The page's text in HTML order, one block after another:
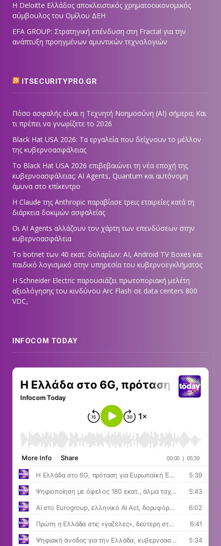
Η Deloitte Ελλάδος αποκλειστικός χρηματοοικονομικός
σύμβουλος του Ομίλου ΔΕΗ
EFA GROUP: Στρατηγική επένδυση στη Fractal για την
ανάπτυξη προηγμένων αμυντικών τεχνολογιών
ITSECURITYPRO.GR
Πόσο ασφαλής είναι η Τεχνητή Νοημοσύνη (AI) σήμερα; Και
τι πρέπει να γνωρίζετε το 2026
Black Hat USA 2026: Τα εργαλεία που δείχνουν το μέλλον
της κυβερνοασφάλειας
Το Black Hat USA 2026 επιβεβαιώνει τη νέα εποχή της
κυβερνοασφάλειας: AI Agents, Quantum και αυτόνομη
άμυνα στο επίκεντρο
Η Claude της Anthropic παραβίασε τρεις εταιρείες κατά τη
διάρκεια δοκιμών ασφαλείας
Οι AI Agents αλλάζουν τον χάρτη των επενδύσεων στην
κυβερνοασφάλεια
Το botnet των 40 εκατ. δολαρίων: AI, Android TV Boxes και
παιδικό λογισμικό στην υπηρεσία του κυβερνοεγκλήματος
Η Schneider Electric παρουσιάζει πρωτοποριακή μελέτη
αξιολόγησης του κινδύνου Arc Flash σε data centers 800
VDC,
INFOCOM TODAY